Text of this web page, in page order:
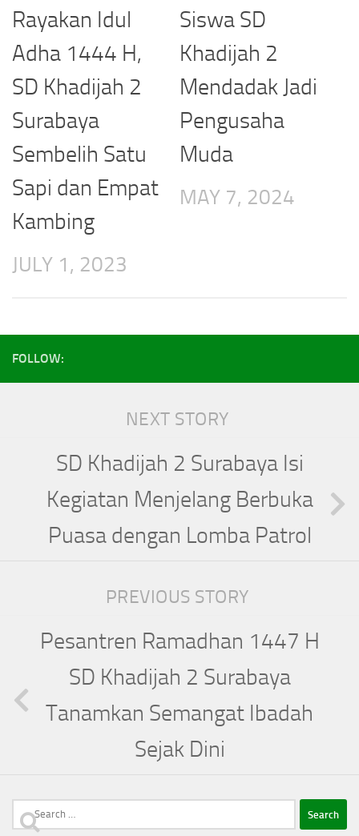
Rayakan Idul
Adha 1444 H,
SD Khadijah 2
Surabaya
Sembelih Satu
Sapi dan Empat
Kambing
JULY 1, 2023
Siswa SD
Khadijah 2
Mendadak Jadi
Pengusaha
Muda
MAY 7, 2024
FOLLOW:
NEXT STORY
SD Khadijah 2 Surabaya Isi
Kegiatan Menjelang Berbuka
Puasa dengan Lomba Patrol
PREVIOUS STORY
Pesantren Ramadhan 1447 H
SD Khadijah 2 Surabaya
Tanamkan Semangat Ibadah
Sejak Dini
Search